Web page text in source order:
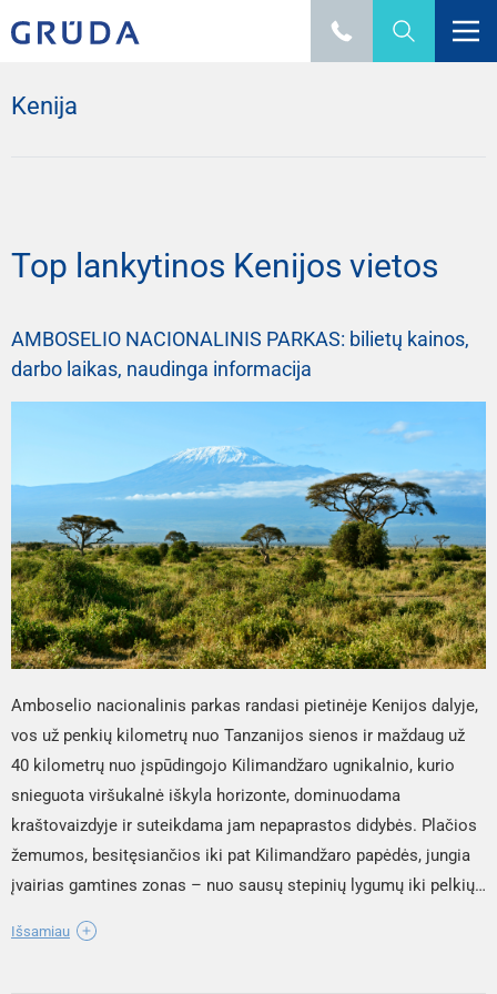
Kenija
Top lankytinos Kenijos vietos
AMBOSELIO NACIONALINIS PARKAS: bilietų kainos,
darbo laikas, naudinga informacija
Amboselio nacionalinis parkas randasi pietinėje Kenijos dalyje,
vos už penkių kilometrų nuo Tanzanijos sienos ir maždaug už
40 kilometrų nuo įspūdingojo Kilimandžaro ugnikalnio, kurio
snieguota viršukalnė iškyla horizonte, dominuodama
kraštovaizdyje ir suteikdama jam nepaprastos didybės. Plačios
žemumos, besitęsiančios iki pat Kilimandžaro papėdės, jungia
įvairias gamtines zonas – nuo sausų stepinių lygumų iki pelkių,
teritorijoje gyvena viena gausiausių dramblių populiacijų
Išsamiau